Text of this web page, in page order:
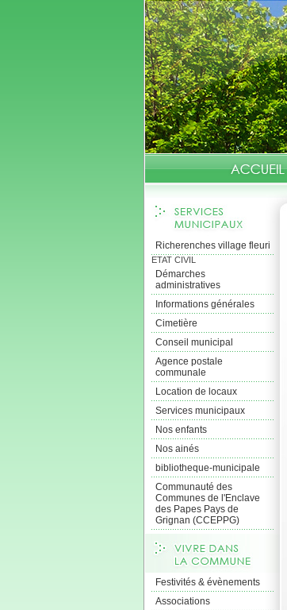
Richerenches village fleuri
ETAT CIVIL
Démarches
administratives
Informations générales
Cimetière
Conseil municipal
Agence postale
communale
Location de locaux
Services municipaux
Nos enfants
Nos ainés
bibliotheque-municipale
Communauté des
Communes de l'Enclave
des Papes Pays de
Grignan (CCEPPG)
Festivités & évènements
Associations